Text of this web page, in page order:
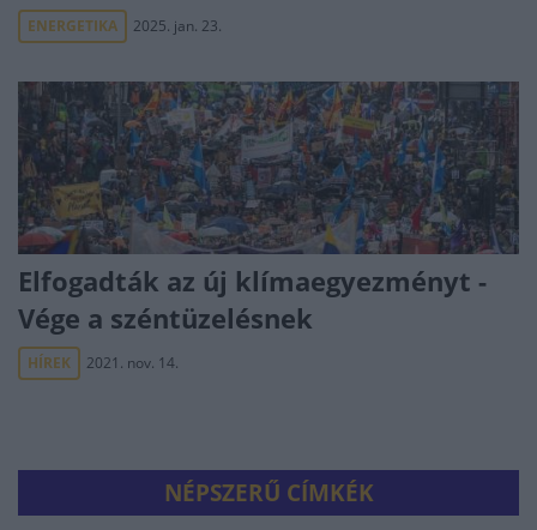
ENERGETIKA 2025. jan. 23.
Elfogadták az új klímaegyezményt -
Vége a széntüzelésnek
HÍREK 2021. nov. 14.
NÉPSZERŰ CÍMKÉK